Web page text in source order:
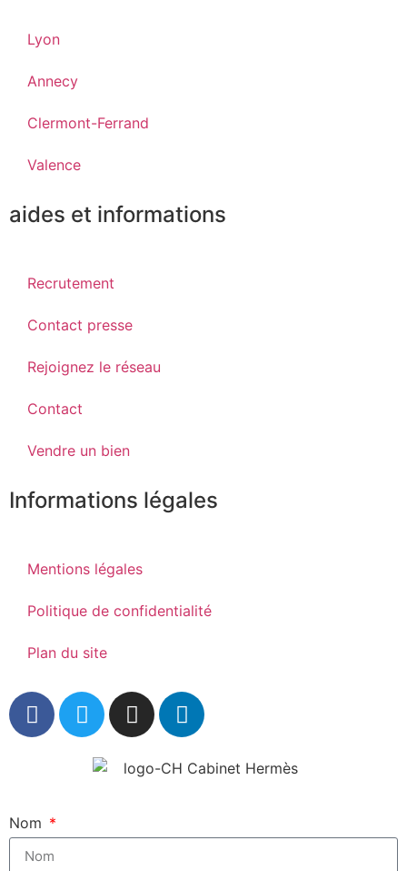
Lyon
Annecy
Clermont-Ferrand
Valence
aides et informations
Recrutement
Contact presse
Rejoignez le réseau
Contact
Vendre un bien
Informations légales
Mentions légales
Politique de confidentialité
Plan du site
Nom